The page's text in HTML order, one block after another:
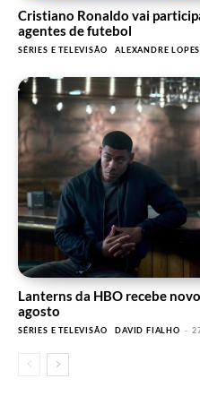
Cristiano Ronaldo vai
agentes de futebol
SÉRIES E TELEVISÃO ALEXANDRE LOPES
Lanterns da HBO recebe
agosto
SÉRIES E TELEVISÃO DAVID FIALHO -